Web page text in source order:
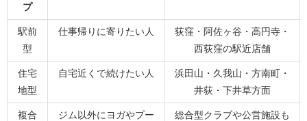
プ
駅前
型
仕事帰りに寄りたい人
荻窪・阿佐ヶ谷・高円寺・
西荻窪の駅近店舗
住宅
地型
自宅近くで続けたい人
浜田山・久我山・方南町・
井荻・下井草方面
複合
ジム以外にヨガやプー
総合型クラブや公営施設も